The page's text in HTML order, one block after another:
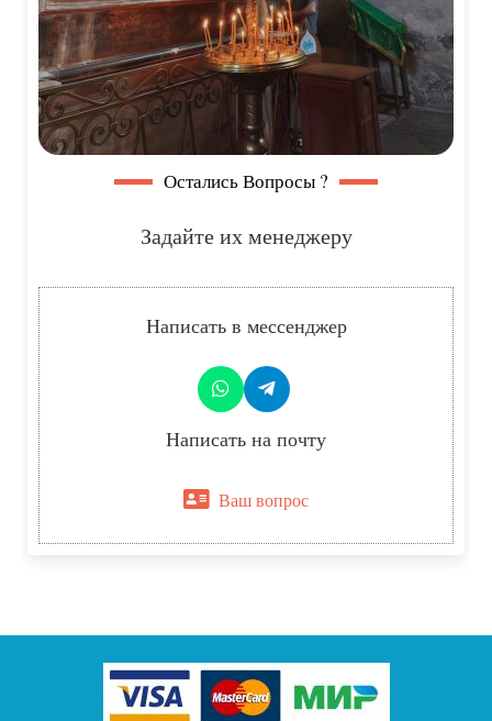
Остались Вопросы ?
Задайте их менеджеру
Написать в мессенджер
Написать на почту
Ваш вопрос